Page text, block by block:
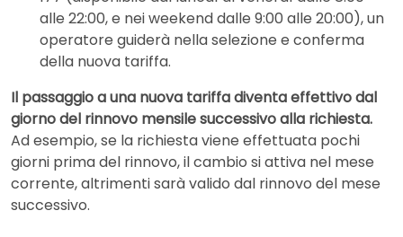
alle 22:00, e nei weekend dalle 9:00 alle 20:00), un
operatore guiderà nella selezione e conferma
della nuova tariffa.
Il passaggio a una nuova tariffa diventa effettivo dal
giorno del rinnovo mensile successivo alla richiesta.
Ad esempio, se la richiesta viene effettuata pochi
giorni prima del rinnovo, il cambio si attiva nel mese
corrente, altrimenti sarà valido dal rinnovo del mese
successivo.